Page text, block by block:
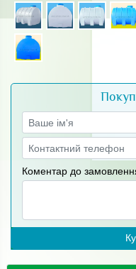
Коментар до